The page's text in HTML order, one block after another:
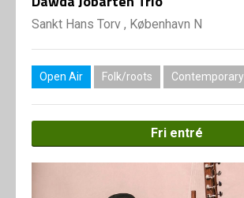
Sankt Hans Torv , København N
Open Air Folk/roots Contemporary
Fri entré